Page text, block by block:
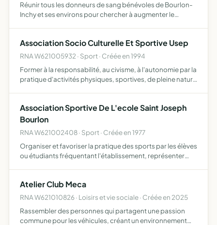
Réunir tous les donneurs de sang bénévoles de Bourlon-
Inchy et ses environs pour chercher à augmenter le
Association Socio Culturelle Et Sportive Usep
RNA W621005932 · Sport · Créée en 1994
Former à la responsabilité, au civisme, à l'autonomie par la
pratique d'activités physiques, sportives, de pleine nature
Association Sportive De L'ecole Saint Joseph
Bourlon
RNA W621002408 · Sport · Créée en 1977
Organiser et favoriser la pratique des sports par les élèves
ou étudiants fréquentant l'établissement, représenter
Atelier Club Meca
RNA W621010826 · Loisirs et vie sociale · Créée en 2025
Rassembler des personnes qui partagent une passion
commune pour les véhicules, créant un environnement